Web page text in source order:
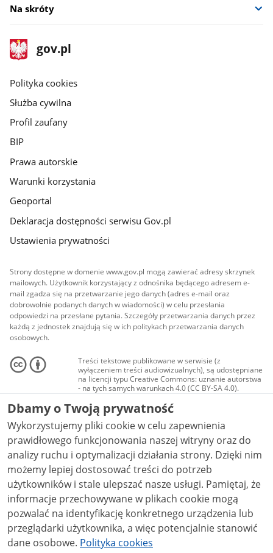
Na skróty
stopka
gov.pl
Strona
gov.pl
gov.pl
Polityka cookies
Służba cywilna
Profil zaufany
BIP
Prawa autorskie
Warunki korzystania
Geoportal
Deklaracja dostępności serwisu Gov.pl
Ustawienia prywatności
Strony dostępne w domenie www.gov.pl mogą zawierać adresy skrzynek
mailowych. Użytkownik korzystający z odnośnika będącego adresem e-
mail zgadza się na przetwarzanie jego danych (adres e-mail oraz
dobrowolnie podanych danych w wiadomości) w celu przesłania
odpowiedzi na przesłane pytania. Szczegóły przetwarzania danych przez
każdą z jednostek znajdują się w ich politykach przetwarzania danych
osobowych.
Treści tekstowe publikowane w serwisie (z
wyłączeniem treści audiowizualnych), są udostępniane
na licencji typu Creative Commons: uznanie autorstwa
- na tych samych warunkach 4.0 (CC BY-SA 4.0).
Materiały audiowizualne, w tym zdjęcia, materiały
audio i wideo, są udostępniane na licencji typu
Creative Commons: uznanie autorstwa użycie
niekomercyjne - bez utworów zależnych 4.0 (CC BY-
NC-ND 4.0), o ile nie jest to stwierdzone inaczej.
Dbamy o Twoją prywatność
Wykorzystujemy pliki cookie w celu zapewnienia
prawidłowego funkcjonowania naszej witryny oraz do
analizy ruchu i optymalizacji działania strony. Dzięki nim
możemy lepiej dostosować treści do potrzeb
użytkowników i stale ulepszać nasze usługi. Pamiętaj, że
informacje przechowywane w plikach cookie mogą
pozwalać na identyfikację konkretnego urządzenia lub
przeglądarki użytkownika, a więc potencjalnie stanowić
dane osobowe. Polityka cookies